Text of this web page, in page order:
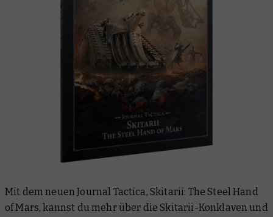
Mit dem neuen Journal Tactica, Skitarii: The Steel Hand
of Mars, kannst du mehr über die Skitarii-Konklaven und